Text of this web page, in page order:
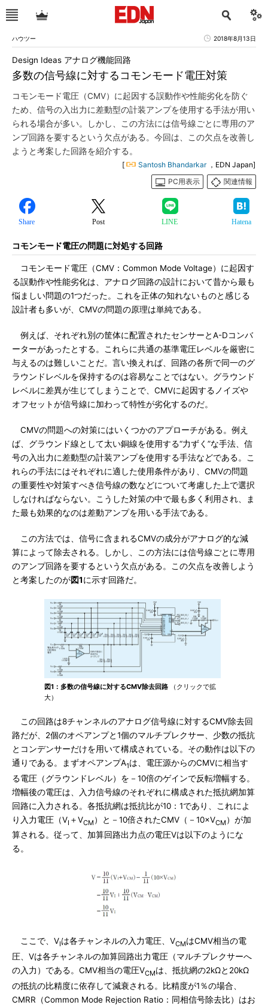
ハウツー 2018年8月13日
多数の信号線に対するコモンモード電圧対策
Design Ideas アナログ機能回路
コモンモード電圧（CMV）に起因する誤動作や性能劣化を防ぐ
ため、信号の入出力に差動型の計装アンプを使用する手法が用い
られる場合が多い。しかし、この方法には信号線ごとに専用のア
ンプ回路を要するという欠点がある。今回は、この欠点を改善し
ようと考案した回路を紹介する。
[ Santosh Bhandarkar ，EDN Japan]
PC用表示
関連情報
Share Post LINE Hatena
コモンモード電圧の問題に対処する回路
コモンモード電圧（CMV：Common Mode Voltage）に起因す
る誤動作や性能劣化は、アナログ回路の設計において昔から最も
悩ましい問題の1つだった。これを正体の知れないものと感じる
設計者も多いが、CMVの問題の原理は単純である。
例えば、それぞれ別の筐体に配置されたセンサーとA-Dコンバ
ーターがあったとする。これらに共通の基準電圧レベルを厳密に
与えるのは難しいことだ。言い換えれば、回路の各所で同一のグ
ラウンドレベルを保持するのは容易なことではない。グラウンド
レベルに差異が生じてしまうことで、CMVに起因するノイズや
オフセットが信号線に加わって特性が劣化するのだ。
CMVの問題への対策にはいくつかのアプローチがある。例え
ば、グラウンド線として太い銅線を使用する“力ずく”な手法、信
号の入出力に差動型の計装アンプを使用する手法などである。こ
れらの手法にはそれぞれに適した使用条件があり、CMVの問題
の重要性や対策すべき信号線の数などについて考慮した上で選択
しなければならない。こうした対策の中で最も多く利用され、ま
た最も効果的なのは差動アンプを用いる手法である。
この方法では、信号に含まれるCMVの成分がアナログ的な減
算によって除去される。しかし、この方法には信号線ごとに専用
のアンプ回路を要するという欠点がある。この欠点を改善しよう
と考案したのが図1に示す回路だ。
図1：多数の信号線に対するCMV除去回路 （クリックで拡
大）
この回路は8チャンネルのアナログ信号線に対するCMV除去回
路だが、2個のオペアンプと1個のマルチプレクサー、少数の抵抗
とコンデンサーだけを用いて構成されている。その動作は以下の
通りである。まずオペアンプA1は、電圧源からのCMVに相当す
る電圧（グラウンドレベル）を－10倍のゲインで反転増幅する。
増幅後の電圧は、入力信号線のそれぞれに構成された抵抗網加算
回路に入力される。各抵抗網は抵抗比が10：1であり、これによ
り入力電圧（VI ＋VCM ）と－10倍されたCMV（－10×VCM ）が加
算される。従って、加算回路出力点の電圧Vは以下のようにな
る。
ここで、VIは各チャンネルの入力電圧、VCMはCMV相当の電
圧、Vは各チャンネルの加算回路出力電圧（マルチプレクサーへ
の入力）である。CMV相当の電圧VCMは、抵抗網の2kΩと20kΩ
の抵抗の比精度に依存して減衰される。比精度が1％の場合、
CMRR（Common Mode Rejection Ratio：同相信号除去比）はお